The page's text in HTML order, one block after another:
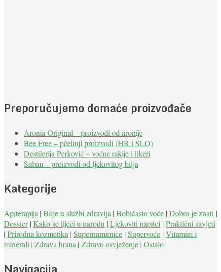
Preporučujemo domaće proizvođače
Aronia Original – proizvodi od aronije
Bee Free – pčelinji proizvodi (HR i SLO)
Destilerija Perković – voćne rakije i likeri
Suban – proizvodi od ljekovitog bilja
Kategorije
Apiterapija | Bilje u službi zdravlja | Bobičasto voće | Dobro je znati |
Dossier| Kako se liječi u narodu | Ljekoviti napitci | Praktični savjeti
| Prirodna kozmetika | Supernamirnice | Supervoće | Vitamini i
minerali | Zdrava hrana | Zdravo osvježenje | Ostalo